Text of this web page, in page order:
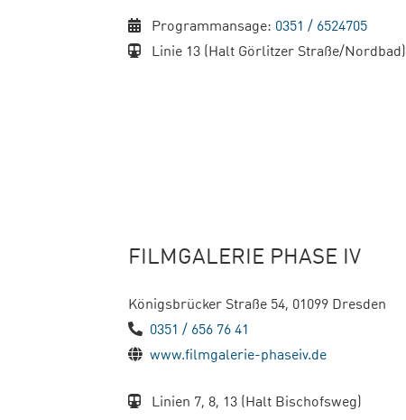
Programmansage: 0351 / 6524705
Linie 13 (Halt Görlitzer Straße/Nordbad)
FILMGALERIE PHASE IV
Königsbrücker Straße 54, 01099 Dresden
0351 / 656 76 41
www.filmgalerie-phaseiv.de
Linien 7, 8, 13 (Halt Bischofsweg)